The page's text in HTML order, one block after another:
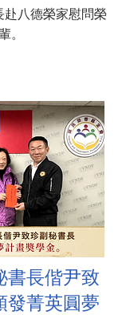
赴八德榮家慰問榮
。
書長偕尹致
發菁英圓夢